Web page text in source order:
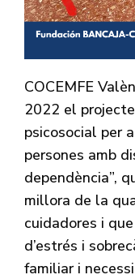
COCEMFE
2022 el
psicosocial per
persones amb
dependència”,
millora de la
cuidadores i
d’estrés i
familiar i